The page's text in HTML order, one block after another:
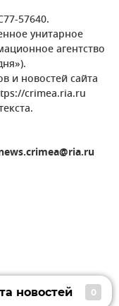
57640.
унитарное
агентство
и новостей сайта
crimea.ria.ru
новостей 0